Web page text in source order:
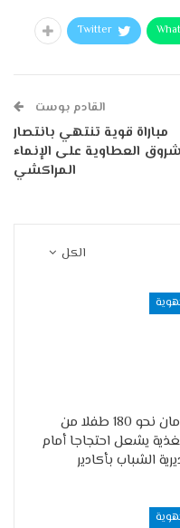
Twitter
القادم بوست
مباراة قوية تنتهي بانتصار
شروق العطاوية على الإنماء
المراكشي
الكل
حرمان نحو 180 طفلا من
يشعل احتجاجا أمام
الشباب بأكادير